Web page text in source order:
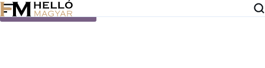
Ugrás a tartalomra